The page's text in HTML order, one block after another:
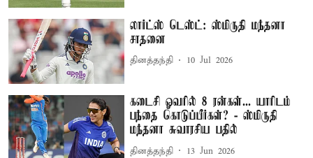
லார்ட்ஸ் டெஸ்ட்: ஸ்மிருதி மந்தனா
சாதனை
தினத்தந்தி 10 Jul 2026
கடைசி ஓவரில் 8 ரன்கள்... யாரிடம்
பந்தை கொடுப்பீர்கள்? - ஸ்மிருதி
மந்தனா சுவாரசிய பதில்
தினத்தந்தி 13 Jun 2026